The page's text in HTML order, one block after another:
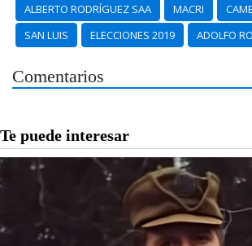
ALBERTO RODRÍGUEZ SAA MACRI
SAN LUIS
ELECCIONES 2019 ADOLFO
Comentarios